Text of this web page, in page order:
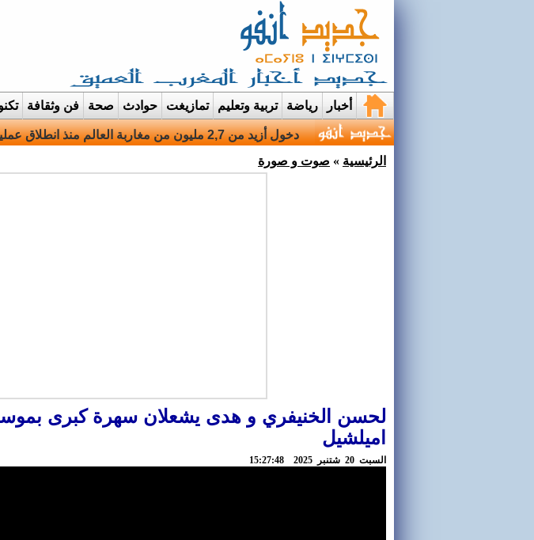
أخبار رياضة تربية وتعليم تمازيغت حوادث صحة فن وثقافة
قرية إيمي نواسيف بتارودانت |
الرئيسية » صوت و صورة
لحسن الخنيفري و هدى يشعلان سهرة كبرى
اميلشيل
السبت 20 شتنبر 2025 15:27:48